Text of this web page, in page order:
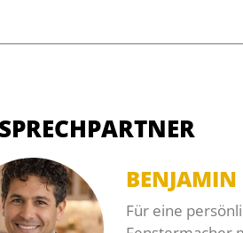
BENJAMIN
Für eine